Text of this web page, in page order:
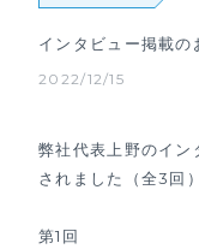
インタビュー掲載の
2022/12/15
弊社代表上野のイ
されました（全3回）
第1回